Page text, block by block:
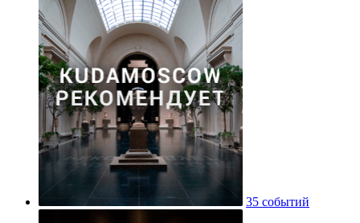
35 событий